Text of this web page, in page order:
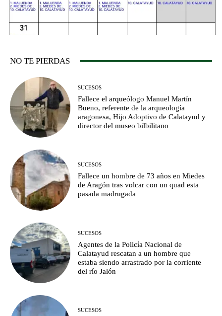
NO TE PIERDAS
SUCESOS
Fallece el arqueólogo Manuel Martín
Bueno, referente de la arqueología
aragonesa, Hijo Adoptivo de Calatayud y
director del museo bilbilitano
SUCESOS
Fallece un hombre de 73 años en Miedes
de Aragón tras volcar con un quad esta
pasada madrugada
SUCESOS
Agentes de la Policía Nacional de
Calatayud rescatan a un hombre que
estaba siendo arrastrado por la corriente
del río Jalón
SUCESOS